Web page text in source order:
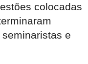
colocadas
e